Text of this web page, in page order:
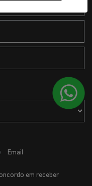
Email
em receber